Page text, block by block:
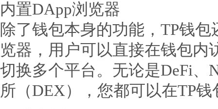
内置DApp浏览器
除了钱包本身的功能，TP钱
览器，用户可以直接在钱包内
切换多个平台。无论是DeFi、
所（DEX），您都可以在TP